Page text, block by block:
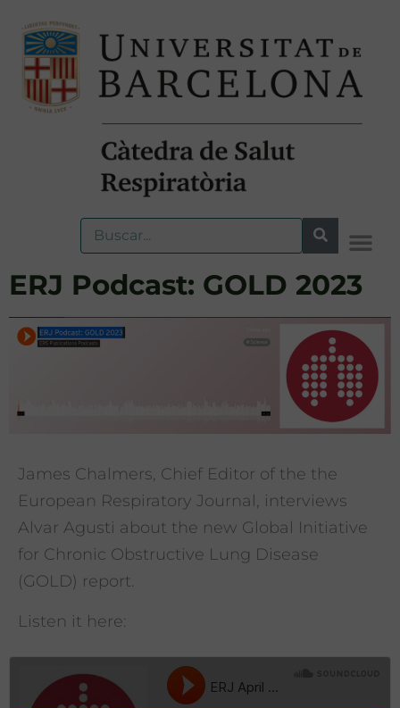
ERJ Podcast: GOLD 2023
James Chalmers, Chief Editor of the the
European Respiratory Journal, interviews
Alvar Agusti about the new Global Initiative
for Chronic Obstructive Lung Disease
(GOLD) report.
Listen it here: